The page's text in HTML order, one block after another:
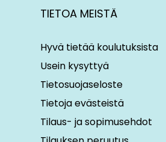
TIETOA MEISTÄ
Hyvä tietää koulutuksista
Usein kysyttyä
Tietosuojaseloste
Tietoja evästeistä
Tilaus- ja sopimusehdot